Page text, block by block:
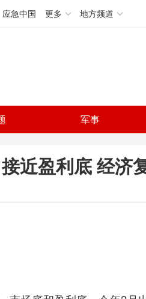
应急中国 更多 地方频道
军事
近盈利底 经济